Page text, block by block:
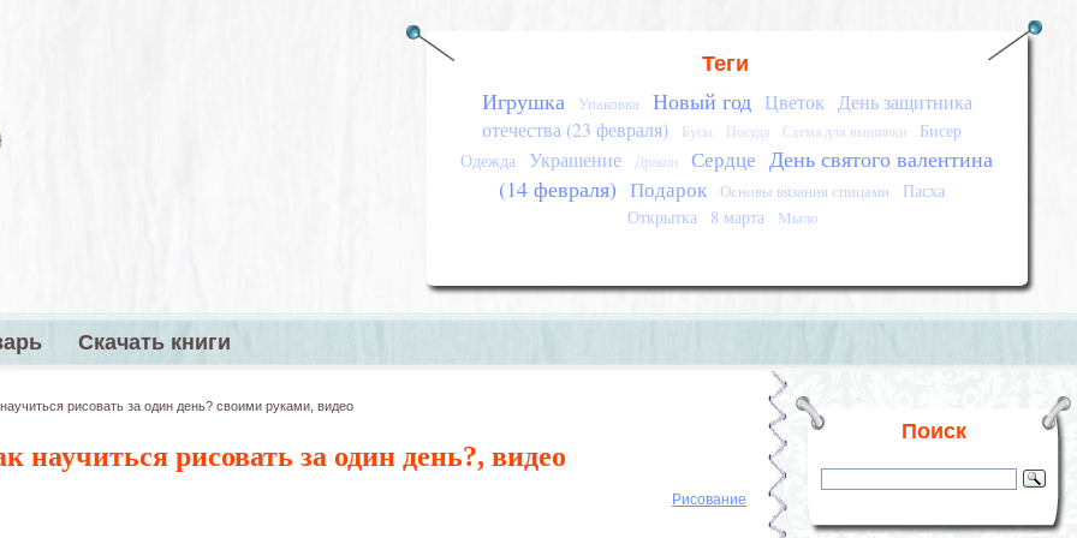
Теги
Игрушка Упаковка Новый год Цветок День защитника
отечества (23 февраля)
Бусы Посуда Схема для вышивки
Бисер
Одежда
Украшение Дракон Сердце День святого валентина
(14 февраля) Подарок Основы вязания спицами
Пасха
Открытка
8 марта Мыло
Скачать книги
рисовать за один день? своими руками, видео
научиться рисовать за один день?, видео
Рисование
Поиск